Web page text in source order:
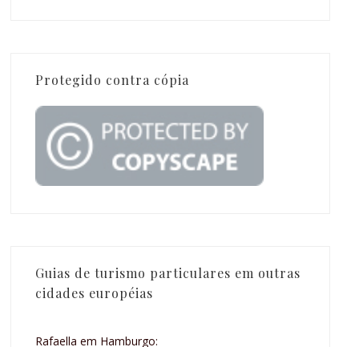
Protegido contra cópia
Guias de turismo particulares em outras
cidades européias
Rafaella em Hamburgo: